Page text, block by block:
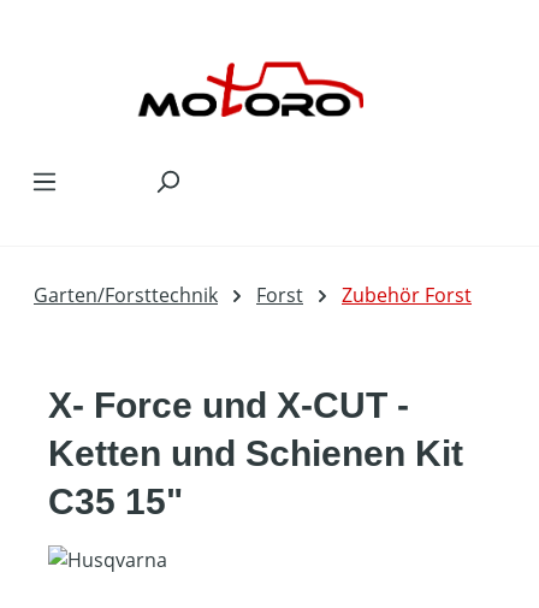
Garten/Forsttechnik Forst Zubehör Forst
X- Force und X-CUT -
Ketten und Schienen Kit
C35 15"